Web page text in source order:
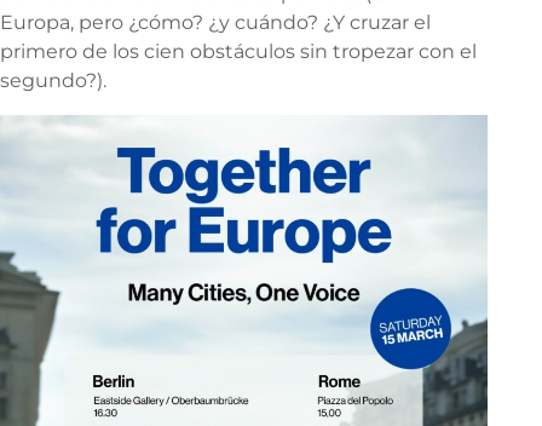
Europa, pero ¿cómo? ¿y cuándo? ¿Y cruzar el
primero de los cien obstáculos sin tropezar con el
segundo?).